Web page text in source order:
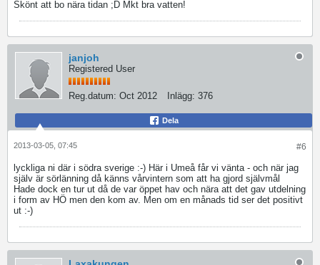
Skönt att bo nära tidan ;D Mkt bra vatten!
janjoh
Registered User
Reg.datum: Oct 2012 Inlägg: 376
Dela
#6
2013-03-05, 07:45
lyckliga ni där i södra sverige :-) Här i Umeå får vi vänta - och när jag
själv är sörlänning då känns vårvintern som att ha gjord självmål
Hade dock en tur ut då de var öppet hav och nära att det gav utdelning
i form av HÖ men den kom av. Men om en månads tid ser det positivt
ut :-)